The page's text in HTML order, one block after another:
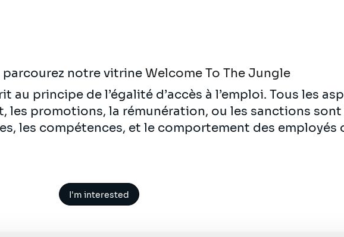
parcourez notre vitrine Welcome To The Jungle
au principe de l’égalité d’accès à l’emploi. Tous les
les promotions, la rémunération, ou les sanctions sont
les compétences, et le comportement des employés
I'm interested